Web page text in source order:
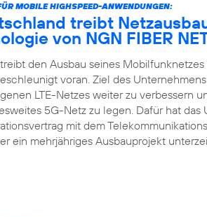
MOBILE HIGHSPEED-ANWENDUNGEN:
treibt
von NGN FIBER
den Ausbau seines
voran. Ziel des Unternehmens
LTE-Netzes weiter zu verbessern
5G-Netz zu legen. Dafür hat das
mit dem
ein mehrjähriges Ausbauprojekt